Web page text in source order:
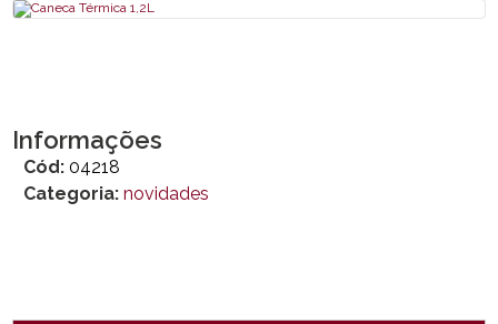
Informações
Cód: 04218
Categoria: novidades